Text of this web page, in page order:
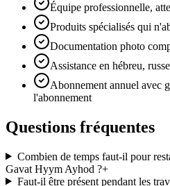
Équipe professionnelle,
Produits spécialisés qui
Documentation photo
Assistance en hébreu,
Abonnement annuel avec
l'abonnement
Questions fréquentes
Combien de temps faut-il pour
Gavat Hyym Ayhod ?+
Faut-il être présent pendant les